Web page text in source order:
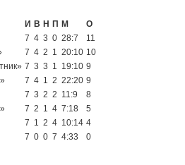
И В Н П М
О
7 4 3 0 28:7
11
7 4 2 1 20:10 10
7 3 3 1 19:10 9
7 4 1 2 22:20 9
7 3 2 2 11:9
8
7 2 1 4 7:18
5
7 1 2 4 10:14 4
7 0 0 7 4:33 0